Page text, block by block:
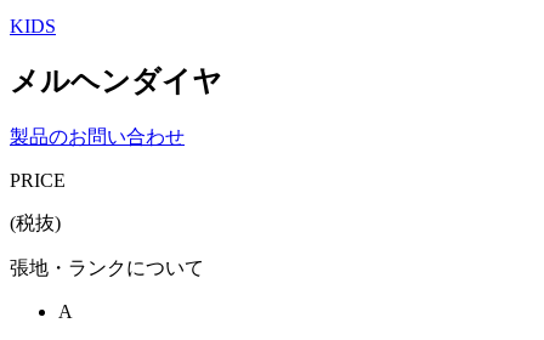
KIDS
メルヘンダイヤ
製品のお問い合わせ
PRICE
(税抜)
張地・ランクについて
A